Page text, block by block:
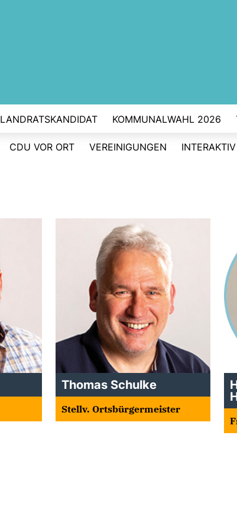
LANDRATSKANDIDAT KOMMUNALWAHL 2026
CDU VOR ORT VEREINIGUNGEN INTERAKTIV
Thomas Schulke
Stellv. Ortsbürgermeister